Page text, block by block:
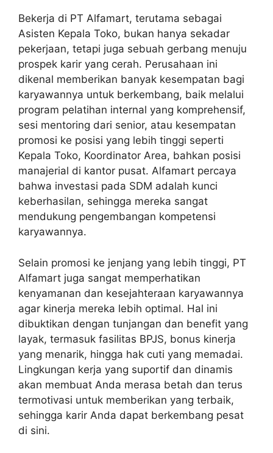
Bekerja di PT Alfamart, terutama sebagai
Asisten Kepala Toko, bukan hanya sekadar
pekerjaan, tetapi juga sebuah gerbang menuju
prospek karir yang cerah. Perusahaan ini
dikenal memberikan banyak kesempatan bagi
karyawannya untuk berkembang, baik melalui
program pelatihan internal yang komprehensif,
sesi mentoring dari senior, atau kesempatan
promosi ke posisi yang lebih tinggi seperti
Kepala Toko, Koordinator Area, bahkan posisi
manajerial di kantor pusat. Alfamart percaya
bahwa investasi pada SDM adalah kunci
keberhasilan, sehingga mereka sangat
mendukung pengembangan kompetensi
karyawannya.
Selain promosi ke jenjang yang lebih tinggi, PT
Alfamart juga sangat memperhatikan
kenyamanan dan kesejahteraan karyawannya
agar kinerja mereka lebih optimal. Hal ini
dibuktikan dengan tunjangan dan benefit yang
layak, termasuk fasilitas BPJS, bonus kinerja
yang menarik, hingga hak cuti yang memadai.
Lingkungan kerja yang suportif dan dinamis
akan membuat Anda merasa betah dan terus
termotivasi untuk memberikan yang terbaik,
sehingga karir Anda dapat berkembang pesat
di sini.